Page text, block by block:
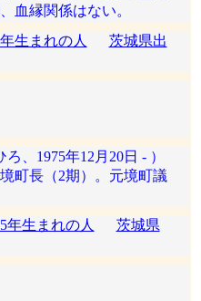
血縁関係はない。
生まれの人
茨城県出
、1975年12月20日 - ）
町長（2期）。元境町議
年生まれの人
茨城県